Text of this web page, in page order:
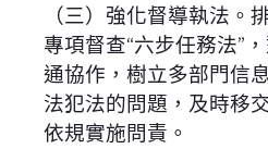
（三）強化督導執法
專項督查“六步任務法”
通協作，樹立多部門信
法犯法的問題，及時移
依規實施問責。